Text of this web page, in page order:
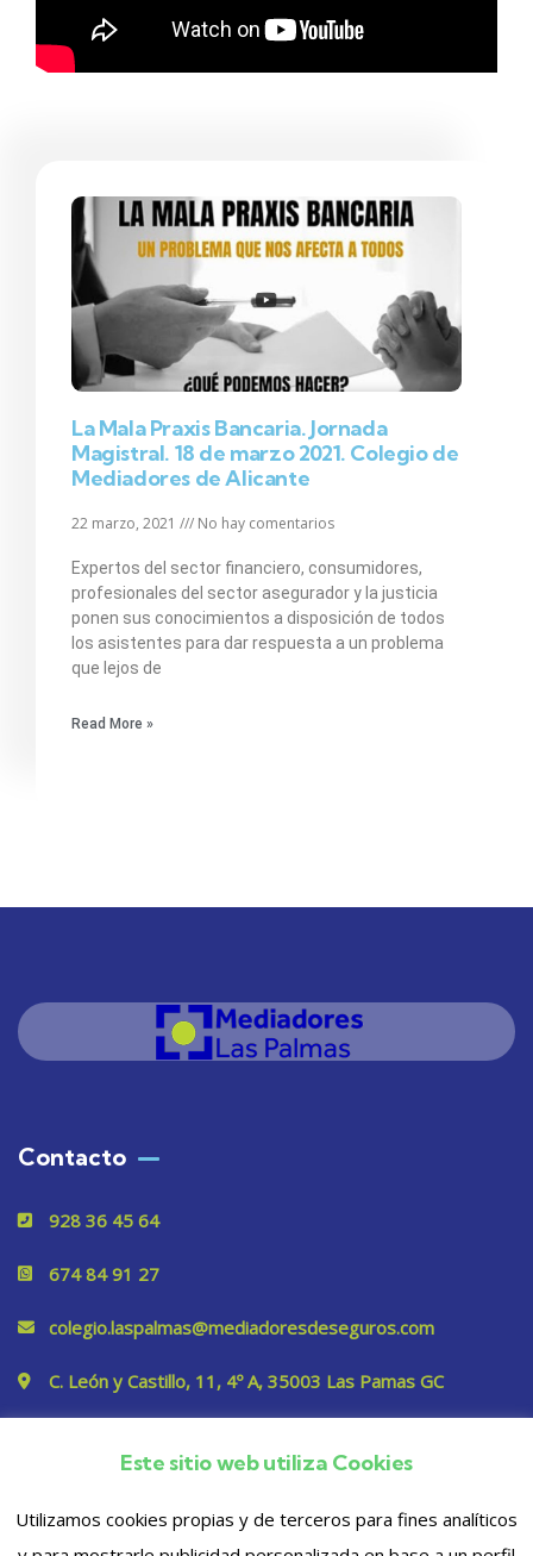
La Mala Praxis Bancaria. Jornada
Magistral. 18 de marzo 2021. Colegio de
Mediadores de Alicante
22 marzo, 2021 No hay comentarios
Expertos del sector financiero, consumidores,
profesionales del sector asegurador y la justicia
ponen sus conocimientos a disposición de todos
los asistentes para dar respuesta a un problema
que lejos de
Read More »
Contacto
928 36 45 64
674 84 91 27
colegio.laspalmas@mediadoresdeseguros.com
C. León y Castillo, 11, 4º A, 35003 Las Pamas GC
PrivacidadEste sitio web utiliza Cookies
Utilizamos cookies propias y de terceros para fines analíticos